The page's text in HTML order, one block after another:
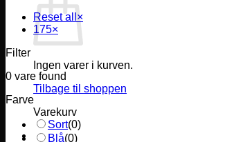
Ingen varer i kurven.
Tilbage til shoppen
Varekurv
Reset all×
175×
Filter
0 vare found
Farve
Sort(0)
Blå(0)